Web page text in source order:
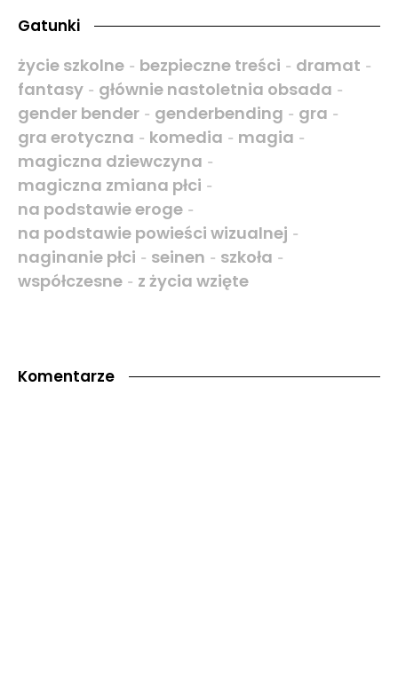
Gatunki
życie szkolne - bezpieczne treści - dramat -
fantasy - głównie nastoletnia obsada -
gender bender - genderbending - gra -
gra erotyczna - komedia - magia -
magiczna dziewczyna -
magiczna zmiana płci -
na podstawie eroge -
na podstawie powieści wizualnej -
naginanie płci - seinen - szkoła -
współczesne - z życia wzięte
Komentarze